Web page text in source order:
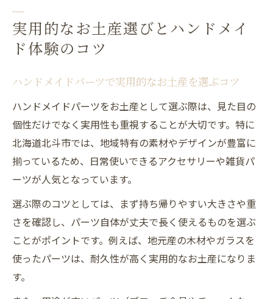
実用的なお土産選びとハンドメイ
ド体験のコツ
ハンドメイドパーツで実用的なお土産を選ぶコツ
ハンドメイドパーツをお土産として選ぶ際は、見た目の
個性だけでなく実用性も重視することが大切です。特に
北海道北斗市では、地域特有の素材やデザインが豊富に
揃っているため、日常使いできるアクセサリーや雑貨パ
ーツが人気となっています。
選ぶ際のコツとしては、まず持ち帰りやすい大きさや重
さを確認し、パーツ自体が丈夫で長く使えるものを選ぶ
ことがポイントです。例えば、地元産の木材やガラスを
使ったパーツは、耐久性が高く実用的なお土産になりま
す。